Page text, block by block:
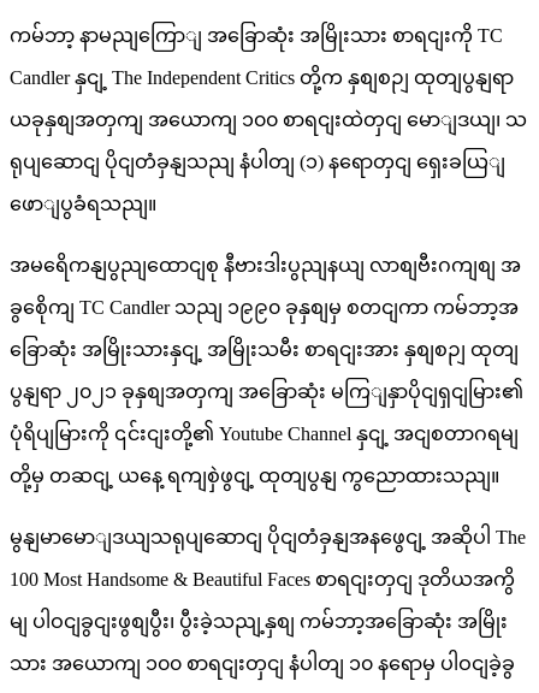
ကမ်ဘာ့ နာမညျကြောျ အခြောဆုံး အမြိုးသား စာရငျးကို TC
Candler နှငျ့ The Independent Critics တို့က နှစျစဉျ ထုတျပွနျရာ
ယခုနှစျအတှကျ အယောကျ ၁၀၀ စာရငျးထဲတှငျ မောျဒယျ၊ သ
ရုပျဆောငျ ပိုငျတံခှနျသညျ နံပါတျ (၁) နရောတှငျ ရှေးခယြျ
ဖောျပွခံရသညျ။
အမရေိကနျပွညျထောငျစု နီဗားဒါးပွညျနယျ လာစျဗီးဂကျစျ အ
ခွစေိုကျ TC Candler သညျ ၁၉၉၀ ခုနှစျမှ စတငျကာ ကမ်ဘာ့အ
ခြောဆုံး အမြိုးသားနှငျ့ အမြိုးသမီး စာရငျးအား နှစျစဉျ ထုတျ
ပွနျရာ ၂၀၂၁ ခုနှစျအတှကျ အခြောဆုံး မကြျနှာပိုငျရှငျမြား၏
ပုံရိပျမြားကို ၎င်းငျးတို့၏ Youtube Channel နှငျ့ အငျစတာဂရမျ
တို့မှ တဆငျ့ ယနေ့ ရကျစှဲဖွငျ့ ထုတျပွနျ ကွညောထားသညျ။
မွနျမာမောျဒယျသရုပျဆောငျ ပိုငျတံခှနျအနဖွေငျ့ အဆိုပါ The
100 Most Handsome & Beautiful Faces စာရငျးတှငျ ဒုတိယအကွိ
မျ ပါဝငျခွငျးဖွစျပွီး၊ ပွီးခဲ့သညျ့နှစျ ကမ်ဘာ့အခြောဆုံး အမြိုး
သား အယောကျ ၁၀၀ စာရငျးတှငျ နံပါတျ ၁၀ နရောမှ ပါဝငျခဲ့ခွ